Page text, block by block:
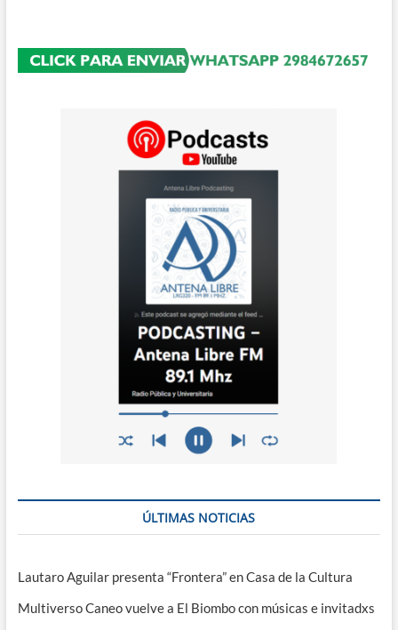
ÚLTIMAS NOTICIAS
Lautaro Aguilar presenta “Frontera” en Casa de la Cultura
Multiverso Caneo vuelve a El Biombo con músicas e invitadxs